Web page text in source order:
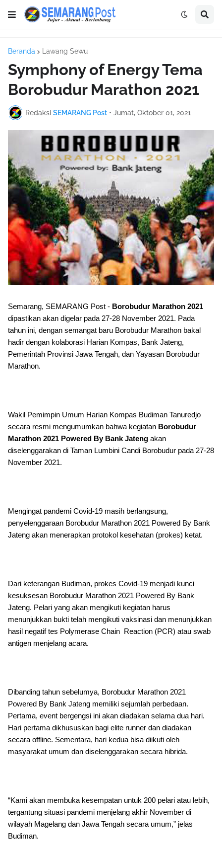
Beranda Lawang Sewu
Symphony of Energy Tema
Borobudur Marathon 2021
Redaksi SEMARANG Post • Jumat, Oktober 01, 2021
Semarang, SEMARANG Post - Borobudur Marathon 2021
dipastikan akan digelar pada 27-28 November 2021. Pada
tahun ini, dengan semangat baru Borobudur Marathon bakal
hadir dengan kolaborasi Harian Kompas, Bank Jateng,
Pemerintah Provinsi Jawa Tengah, dan Yayasan Borobudur
Marathon.
Wakil Pemimpin Umum Harian Kompas Budiman Tanuredjo
secara resmi mengumumkan bahwa kegiatan Borobudur
Marathon 2021 Powered By Bank Jateng akan
diselenggarakan di Taman Lumbini Candi Borobudur pada 27-28
November 2021.
Mengingat pandemi Covid-19 masih berlangsung,
penyelenggaraan Borobudur Marathon 2021 Powered By Bank
Jateng akan menerapkan protokol kesehatan (prokes) ketat.
Dari keterangan Budiman, prokes Covid-19 menjadi kunci
kesuksesan Borobudur Marathon 2021 Powered By Bank
Jateng. Pelari yang akan mengikuti kegiatan harus
menunjukkan bukti telah mengikuti vaksinasi dan menunjukkan
hasil negatif tes Polymerase Chain Reaction (PCR) atau swab
antigen menjelang acara.
Dibanding tahun sebelumya, Borobudur Marathon 2021
Powered By Bank Jateng memiliki sejumlah perbedaan.
Pertama, event bergengsi ini akan diadakan selama dua hari.
Hari pertama dikhususkan bagi elite runner dan diadakan
secara offline. Sementara, hari kedua bisa diikuti oleh
masyarakat umum dan diselenggarakan secara hibrida.
“Kami akan membuka kesempatan untuk 200 pelari atau lebih,
tergantung situasi pandemi menjelang akhir November di
wilayah Magelang dan Jawa Tengah secara umum,” jelas
Budiman.